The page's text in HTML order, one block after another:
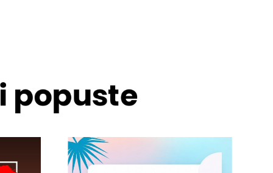
popuste